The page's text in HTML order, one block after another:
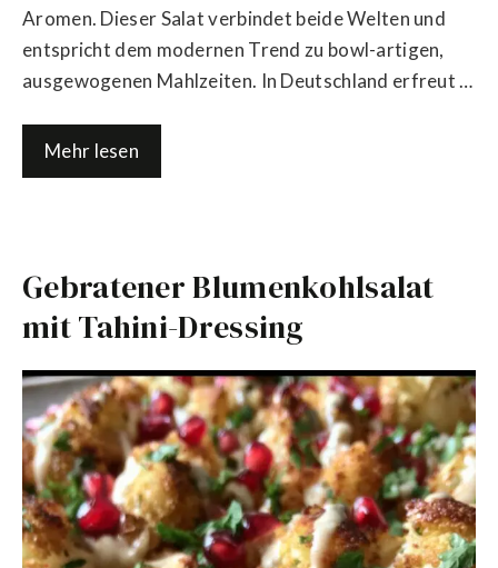
Aromen. Dieser Salat verbindet beide Welten und
entspricht dem modernen Trend zu bowl-artigen,
ausgewogenen Mahlzeiten. In Deutschland erfreut …
Mehr lesen
Gebratener Blumenkohlsalat
mit Tahini-Dressing